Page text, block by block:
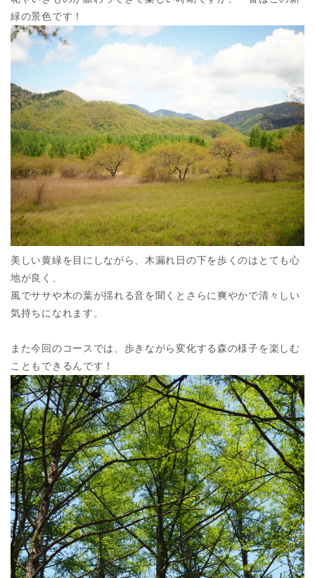
緑の景色です！
美しい黄緑を目にしながら、木漏れ日の下を歩くのはとても心
地が良く、
風でササや木の葉が揺れる音を聞くとさらに爽やかで清々しい
気持ちになれます。
また今回のコースでは、歩きながら変化する森の様子を楽しむ
こともできるんです！